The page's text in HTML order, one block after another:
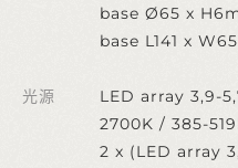
base Ø65 x
base L141 x
光源
LED array 3,9-
2700K / 385-
2 x (LED array